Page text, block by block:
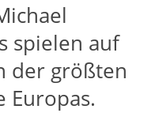
spielen auf
der größten
Europas.